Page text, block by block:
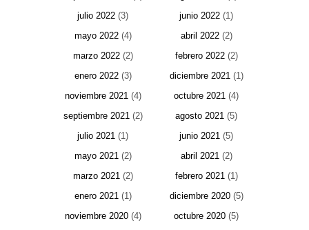
julio 2022 (3) junio 2022 (1)
mayo 2022(4) abril 2022(2)
marzo 2022(2) febrero 2022(2)
enero 2022(3) diciembre 2021(1)
noviembre 2021(4) octubre 2021 (4)
septiembre 2021(2) agosto 2021 (5)
julio 2021 (1) junio 2021 (5)
mayo 2021(2) abril 2021(2)
marzo 2021(2) febrero 2021(1)
enero 2021(1) diciembre 2020(5)
noviembre 2020(4) octubre 2020 (5)